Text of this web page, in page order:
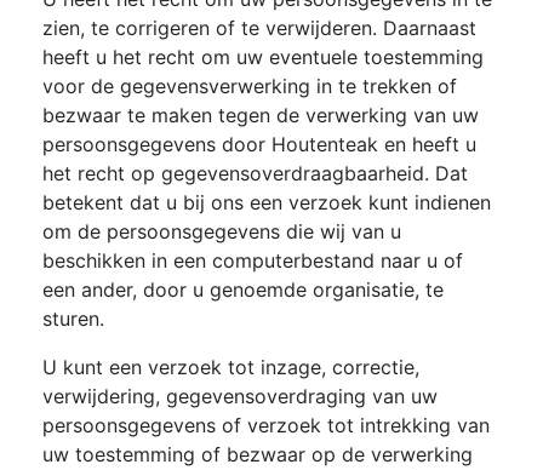
zien, te corrigeren of te verwijderen. Daarnaast
heeft u het recht om uw eventuele toestemming
voor de gegevensverwerking in te trekken of
bezwaar te maken tegen de verwerking van uw
persoonsgegevens door Houtenteak en heeft u
het recht op gegevensoverdraagbaarheid. Dat
betekent dat u bij ons een verzoek kunt indienen
om de persoonsgegevens die wij van u
beschikken in een computerbestand naar u of
een ander, door u genoemde organisatie, te
sturen.
U kunt een verzoek tot inzage, correctie,
verwijdering, gegevensoverdraging van uw
persoonsgegevens of verzoek tot intrekking van
uw toestemming of bezwaar op de verwerking